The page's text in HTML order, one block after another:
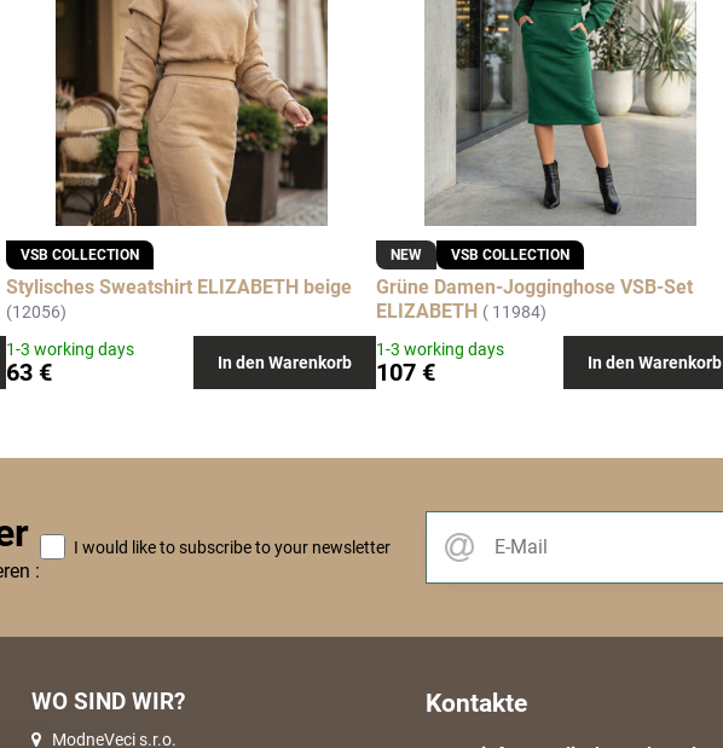
VSB COLLECTION
Stylisches Sweatshirt ELIZABETH beige
(12056)
1-3 working days
63 € In den Warenkorb
NEW VSB COLLECTION
Grüne Damen-Jogginghose VSB-Set
ELIZABETH ( 11984)
1-3 working days
107 € In den Warenkorb
:
I would like to subscribe to your newsletter
WO SIND WIR?
ModneVeci s.r.o.
Kontakte